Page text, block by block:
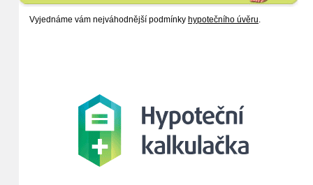
Vyjednáme vám nejváhodnější podmínky hypotečního úvěru.